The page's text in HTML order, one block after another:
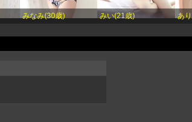
みなみ(30歳) みい(21歳) あ